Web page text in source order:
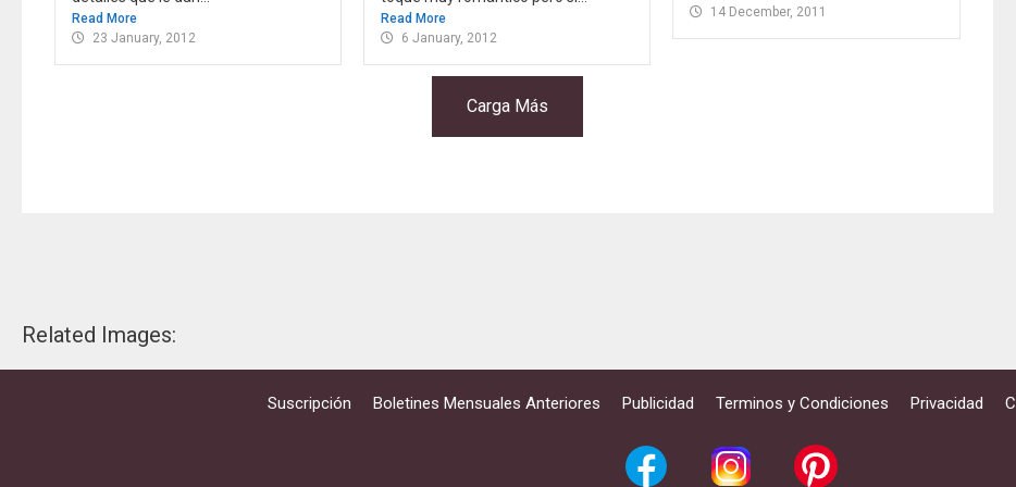
Read More
23 January, 2012
Read More
6 January, 2012
14 December, 2011
Carga Más
Related Images:
Suscripción Boletines Mensuales Anteriores Publicidad Terminos y Condiciones Privacidad